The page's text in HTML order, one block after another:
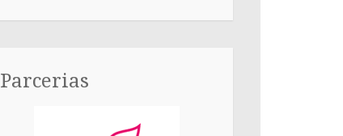
Parcerias